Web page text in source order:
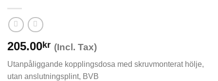
205.00kr (Incl. Tax)
Utanpåliggande kopplingsdosa med skruvmonterat hölje,
utan anslutningsplint, BVB